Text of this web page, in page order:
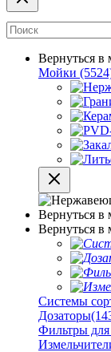
Вернуться в
Мойки
Вернуться в
Вернуться в
Системы
Дозаторы
Фильтры